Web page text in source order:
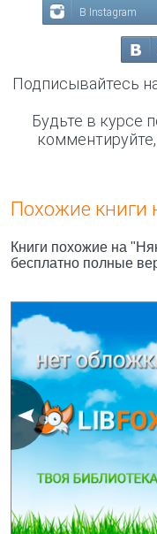
В Instagram
Подписывайтесь
Будьте в курсе
Похожие книги
Книги похожие на
бесплатно полные